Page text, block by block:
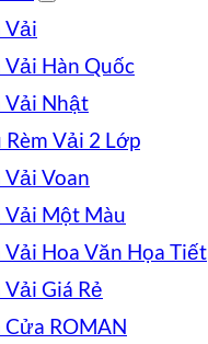
Vải
Vải Hàn Quốc
Vải Nhật
Rèm Vải 2 Lớp
Vải Voan
Vải Một Màu
Vải Hoa Văn Họa Tiết
Vải Giá Rẻ
Cửa ROMAN